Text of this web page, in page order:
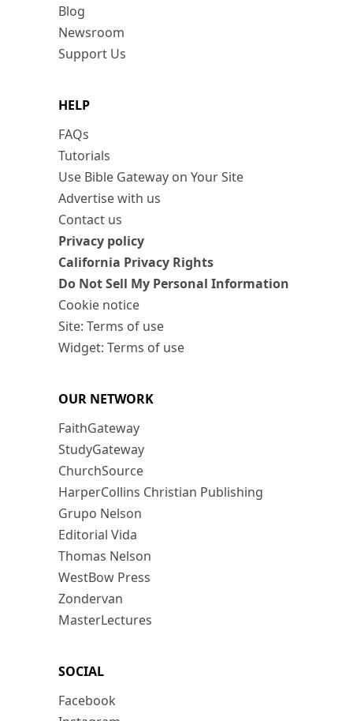
Blog
Newsroom
Support Us
HELP
FAQs
Tutorials
Use Bible Gateway on Your Site
Advertise with us
Contact us
Privacy policy
California Privacy Rights
Do Not Sell My Personal Information
Cookie notice
Site: Terms of use
Widget: Terms of use
OUR NETWORK
FaithGateway
StudyGateway
ChurchSource
HarperCollins Christian Publishing
Grupo Nelson
Editorial Vida
Thomas Nelson
WestBow Press
Zondervan
MasterLectures
SOCIAL
Facebook